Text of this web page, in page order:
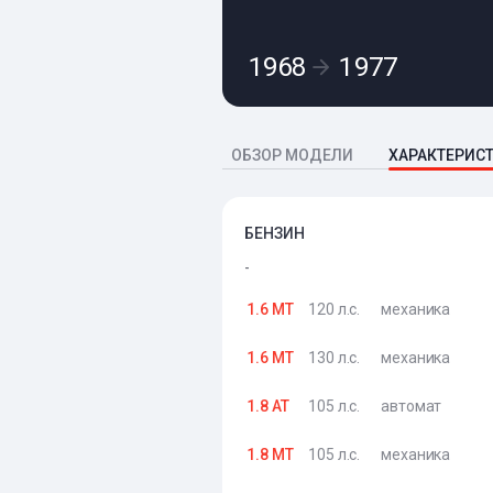
1968 1977
ОБЗОР МОДЕЛИ
БЕНЗИН
-
1.6 MT 120 л.с. механика
1.6 MT 130 л.с. механика
1.8 AT 105 л.с. автомат
1.8 MT 105 л.с. механика